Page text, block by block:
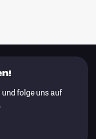
folge uns auf